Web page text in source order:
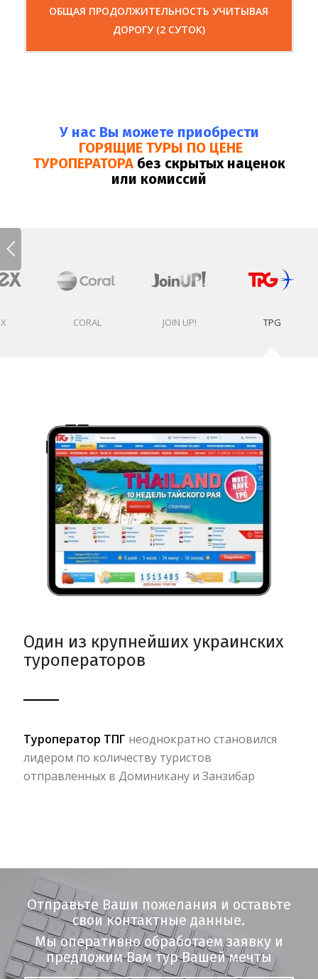
ОБЩАЯ ПРОДОЛЖИТЕЛЬНОСТЬ УЧИТЫВАЯ
ДОРОГУ (2 СУТОК)
У нас Вы можете приобрести
ГОРЯЩИЕ ТУРЫ ПО ЦЕНЕ
ТУРОПЕРАТОРА без скрытых наценок
или комиссий
CORAL JOIN UP! TPG
Один из крупнейших украинских
туроператоров
Туроператор ТПГ неоднократно становился
лидером по количеству туристов
отправленных в Доминикану и Занзибар
Отправьте Ваши пожелания и оставьте
свои контактные данные.
Мы оперативно обработаем заявку и
предложим Вам тур Вашей мечты